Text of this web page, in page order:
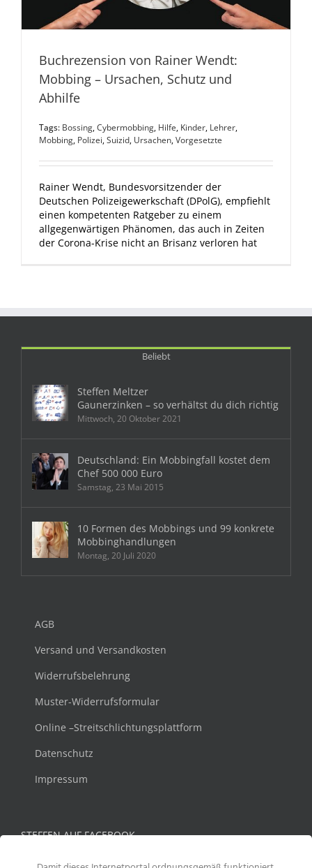
Buchrezension von Rainer Wendt:
Mobbing – Ursachen, Schutz und
Abhilfe
Tags: Bossing,Cybermobbing, Hilfe, Kinder, Lehrer,
Mobbing, Polizei,Suizid, Ursachen,Vorgesetzte
Rainer Wendt, Bundesvorsitzender der
Deutschen Polizeigewerkschaft (DPolG), empfiehlt
einen kompetenten Ratgeber zu einem
allgegenwärtigen Phänomen, das auch in Zeiten
der Corona-Krise nicht an Brisanz verloren hat
Beliebt
Steffen Meltzer
Gaunerzinken – so verhältst du dich richtig
Mittwoch, 20 Oktober 2021
Deutschland: Ein Mobbingfall kostet dem
Chef 500 000 Euro
Samstag, 23 Mai 2015
10 Formen des Mobbings und 99 konkrete
Mobbinghandlungen
Montag, 20 Juli 2020
AGB
Versand und Versandkosten
Widerrufsbelehrung
Muster-Widerrufsformular
Online –Streitschlichtungsplattform
Datenschutz
Impressum
STEFFEN AUF FACEBOOK